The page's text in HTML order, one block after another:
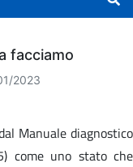
facciamo
2023
Manuale diagnostico
come uno stato che